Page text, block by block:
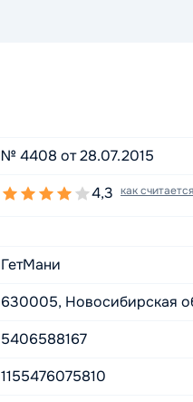
№ 4408 от 28.07.2015
4,3 как
ГетМани
630005, Новосибирская
5406588167
1155476075810